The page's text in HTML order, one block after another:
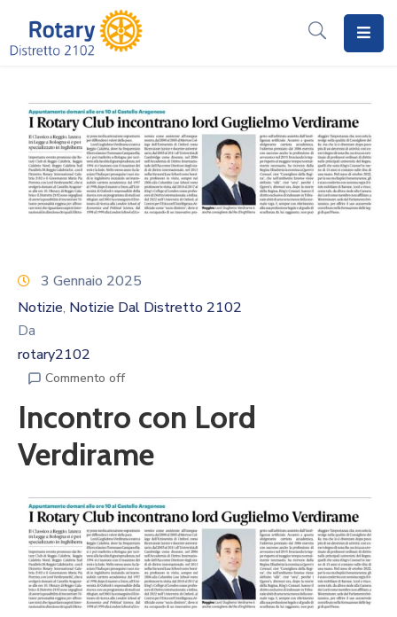
Rotary
Distretto
2102
Notizie
Programmi
Eventi
Documenti
3 Gennaio 2025
Notizie‚ Notizie Dal Distretto 2102
Da
rotary2102
Commento off
Incontro con Lord
Verdirame